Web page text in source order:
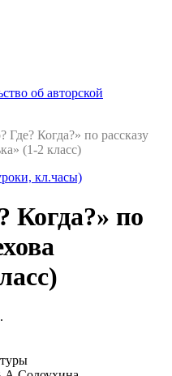
об авторской
Где? Когда?» по рассказу
(1-2 класс)
кл.часы)
Когда?» по